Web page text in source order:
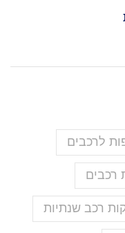
לרכבים
רכבים
רכב שנתיות